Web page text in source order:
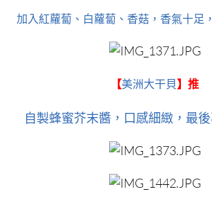
加入紅蘿蔔、白蘿蔔、香菇，香氣十足
【美洲大干貝】推
自製蜂蜜芥末醬，口感細緻，最